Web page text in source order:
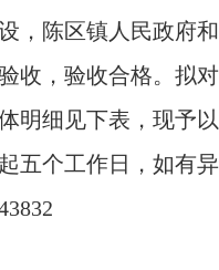
，陈区镇人民政府
收，验收合格。拟
明细见下表，现予以
五个工作日，如有